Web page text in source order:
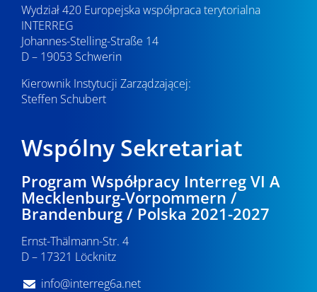
Wydział 420 Europejska współpraca terytorialna
INTERREG
Johannes-Stelling-Straße 14
D – 19053 Schwerin
Kierownik Instytucji Zarządzającej:
Steffen Schubert
Wspólny Sekretariat
Program Współpracy Interreg VI A
Mecklenburg-Vorpommern /
Brandenburg / Polska 2021-2027
Ernst-Thälmann-Str. 4
D – 17321 Löcknitz
info@interreg6a.net